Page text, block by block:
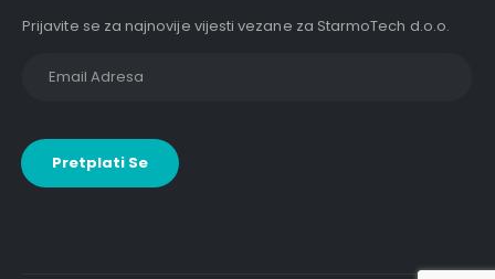
Prijavite se za najnovije vijesti vezane za StarmoTech d.o.o.